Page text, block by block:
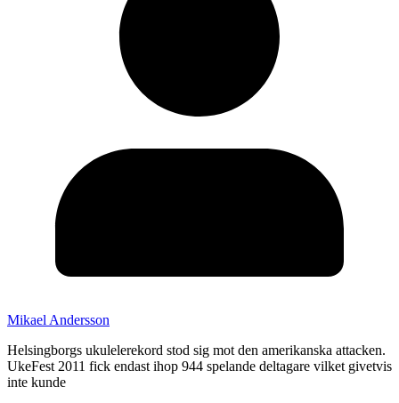
Mikael Andersson
Helsingborgs ukulelerekord stod sig mot den amerikanska attacken.
UkeFest 2011 fick endast ihop 944 spelande deltagare vilket givetvis
inte kunde